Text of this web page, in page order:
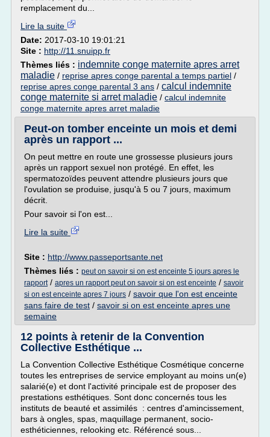
remplacement du...
Lire la suite
Date: 2017-03-10 19:01:21
Site : http://11.snuipp.fr
Thèmes liés : indemnite conge maternite apres arret
maladie / reprise apres conge parental a temps partiel /
reprise apres conge parental 3 ans / calcul indemnite
conge maternite si arret maladie / calcul indemnite
conge maternite apres arret maladie
Peut-on tomber enceinte un mois et demi
après un rapport ...
On peut mettre en route une grossesse plusieurs jours
après un rapport sexuel non protégé. En effet, les
spermatozoïdes peuvent attendre plusieurs jours que
l'ovulation se produise, jusqu'à 5 ou 7 jours, maximum
décrit.
Pour savoir si l'on est...
Lire la suite
Site : http://www.passeportsante.net
Thèmes liés : peut on savoir si on est enceinte 5 jours apres le
rapport/ apres un rapport peut on savoir si on est enceinte / savoir
si on est enceinte apres 7 jours / savoir que l'on est enceinte
sans faire de test / savoir si on est enceinte apres une
semaine
12 points à retenir de la Convention
Collective Esthétique ...
La Convention Collective Esthétique Cosmétique concerne
toutes les entreprises de service employant au moins un(e)
salarié(e) et dont l'activité principale est de proposer des
prestations esthétiques. Sont donc concernés tous les
instituts de beauté et assimilés : centres d'amincissement,
bars à ongles, spas, maquillage permanent, socio-
esthéticiennes, relooking etc. Référencé sous...